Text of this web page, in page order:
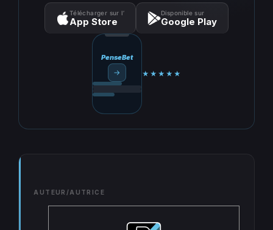
Télécharger sur l’
App Store
Disponible sur
Google Play
PenseBet
→ ★★★★★
AUTEUR/AUTRICE